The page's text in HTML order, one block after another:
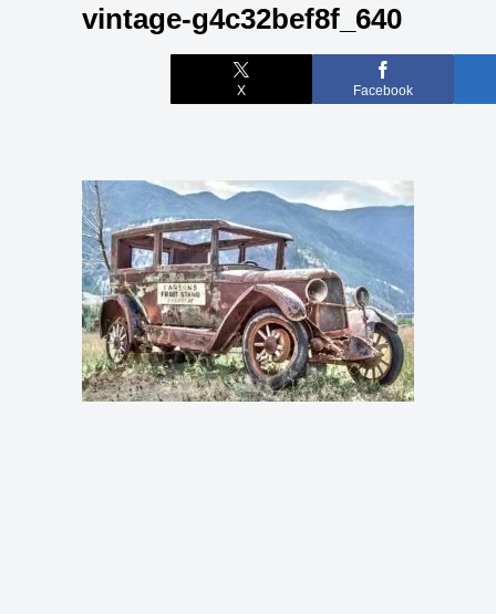
vintage-g4c32bef8f_640
X Facebook